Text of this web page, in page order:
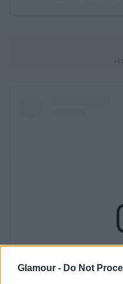
Glamour - Do Not